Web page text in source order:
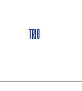
Trio